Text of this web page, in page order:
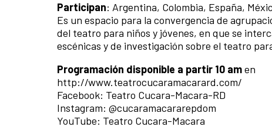
Participan: Argentina, Colombia, España,
Es un espacio para la convergencia de
del teatro para niños y jóvenes, en que se
escénicas y de investigación sobre el teatro
Programación disponible a partir 10 amen
http://www.teatrocucaramacarard.com/
Facebook: Teatro Cucara-Macara-RD
Instagram: @cucaramacararepdom
YouTube: Teatro Cucara-Macara